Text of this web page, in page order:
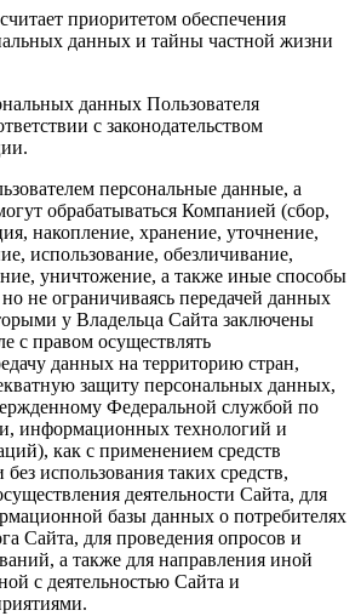
приоритетом обеспечения
данных и тайны частной жизни
данных Пользователя
с законодательством
персональные данные, а
обрабатываться Компанией (сбор,
накопление, хранение, уточнение,
использование, обезличивание,
уничтожение, а также иные способы
не ограничиваясь передачей данных
у Владельца Сайта заключены
с правом осуществлять
данных на территорию стран,
защиту персональных данных,
Федеральной службой по
информационных технологий и
как с применением средств
использования таких средств,
деятельности Сайта, для
базы данных о потребителях
Сайта, для проведения опросов и
а также для направления иной
с деятельностью Сайта и